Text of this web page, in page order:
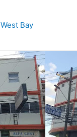
West Bay